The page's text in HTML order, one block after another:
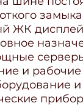
ЖК дисплей.
и рабочие